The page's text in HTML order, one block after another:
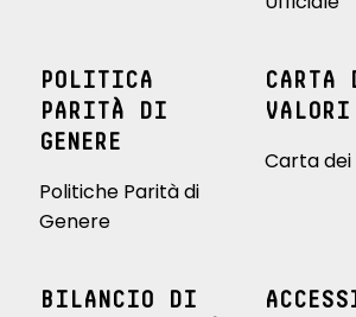
POLITICA
PARITÀ DI
GENERE
Politiche Parità di
Genere
CARTA
VALORI
Carta dei
BILANCIO DI